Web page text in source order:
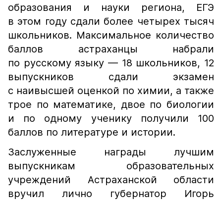
образования и науки региона, ЕГЭ
в этом году сдали более четырех тысяч
школьников. Максимальное количество
баллов астраханцы набрали
по русскому языку — 18 школьников, 12
выпускников сдали экзамен
с наивысшей оценкой по химии, а также
трое по математике, двое по биологии
и по одному ученику получили 100
баллов по литературе и истории.
Заслуженные награды лучшим
выпускникам образовательных
учреждений Астраханской области
вручил лично губернатор Игорь